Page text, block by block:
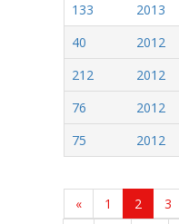
133
2013
40
2012
212
2012
76
2012
75
2012
« 1 2 3